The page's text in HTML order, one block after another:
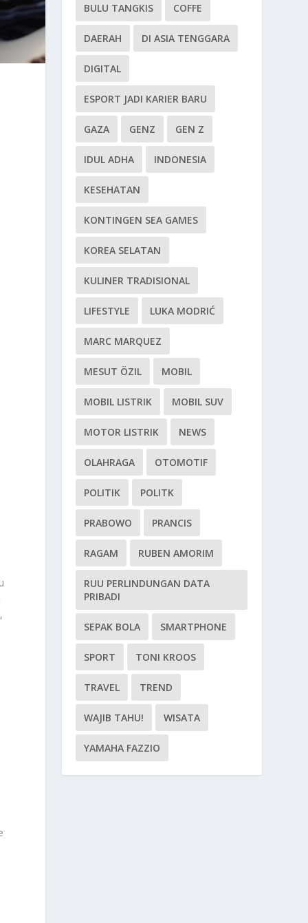
BULU TANGKIS COFFE
DAERAH DI ASIA TENGGARA
DIGITAL
ESPORT JADI KARIER BARU
GAZA GENZ GEN Z
IDUL ADHA INDONESIA
KESEHATAN
KONTINGEN SEA GAMES
KOREA SELATAN
KULINER TRADISIONAL
LIFESTYLE LUKA MODRIĆ
MARC MARQUEZ
MESUT ÖZIL MOBIL
MOBIL LISTRIK MOBIL SUV
MOTOR LISTRIK NEWS
OLAHRAGA OTOMOTIF
POLITIK POLITK
PRABOWO PRANCIS
RAGAM RUBEN AMORIM
RUU PERLINDUNGAN DATA
PRIBADI
SEPAK BOLA SMARTPHONE
SPORT TONI KROOS
TRAVEL TREND
WAJIB TAHU! WISATA
YAMAHA FAZZIO